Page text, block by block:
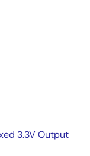
3.3V Output